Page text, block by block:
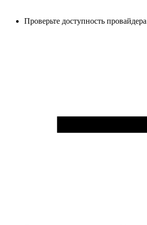
Проверьте доступность